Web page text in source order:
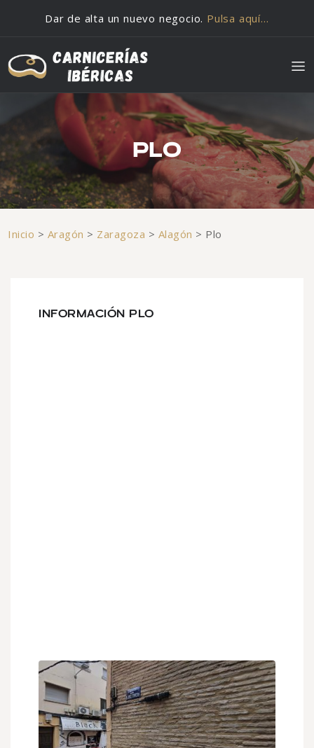
Dar de alta un nuevo negocio. Pulsa aquí…
PLO
Inicio > Aragón > Zaragoza > Alagón > Plo
INFORMACIÓN PLO